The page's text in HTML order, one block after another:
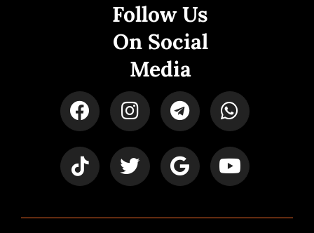
Follow Us
On Social
Media